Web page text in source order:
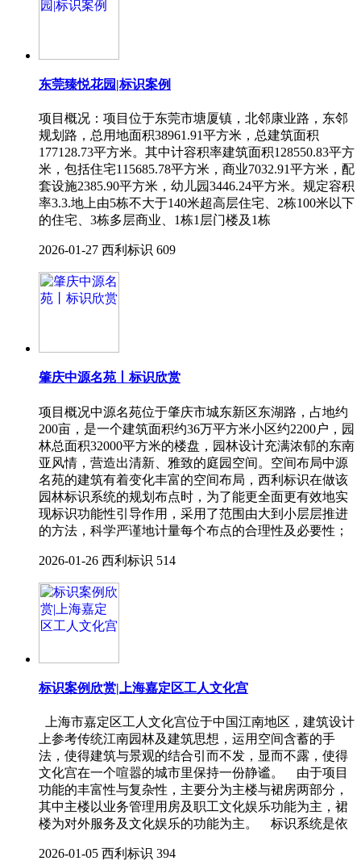
东莞臻悦花园|标识案例
项目概况：项目位于东莞市塘厦镇，北邻康业路，东邻
规划路，总用地面积38961.91平方米，总建筑面积
177128.73平方米。其中计容积率建筑面积128550.83平方
米，包括住宅115685.78平方米，商业7032.91平方米，配
套设施2385.90平方米，幼儿园3446.24平方米。规定容积
率3.3.地上由5栋不大于140米超高层住宅、2栋100米以下
的住宅、3栋多层商业、1栋1层门楼及1栋
2026-01-27 西利标识 609
肇庆中源名苑丨标识欣赏
项目概况中源名苑位于肇庆市城东新区东湖路，占地约
200亩，是一个建筑面积约36万平方米小区约2200户，园
林总面积32000平方米的楼盘，园林设计充满浓郁的东南
亚风情，营造出清新、雅致的庭园空间。空间布局中源
名苑的建筑有着变化丰富的空间布局，西利标识在做该
园林标识系统的规划布点时，为了能更全面更有效地实
现标识功能性引导作用，采用了范围由大到小层层推进
的方法，科学严谨地计量每个布点的合理性及必要性；
2026-01-26 西利标识 514
标识案例欣赏|上海嘉定区工人文化宫
上海市嘉定区工人文化宫位于中国江南地区，建筑设计
上参考传统江南园林及建筑思想，运用空间含蓄的手
法，使得建筑与景观的结合引而不发，显而不露，使得
文化宫在一个喧嚣的城市里保持一份静谧。 由于项目
功能的丰富性与复杂性，主要分为主楼与裙房两部分，
其中主楼以业务管理用房及职工文化娱乐功能为主，裙
楼为对外服务及文化娱乐的功能为主。 标识系统是依
2026-01-05 西利标识 394